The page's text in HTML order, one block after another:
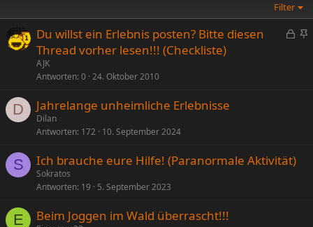
Filter
G A
Du willst ein Erlebnis posten? Bitte diesen
Thread vorher lesen!!! (Checkliste)
AJK
Antworten 0 24. Oktober 2010
D Jahrelange unheimliche Erlebnisse
Dilan
Antworten 172 10. September 2024
S Ich brauche eure Hilfe! (Paranormale Aktivität)
Sokratos
Antworten 19 5. September 2023
E Beim Joggen im Wald überrascht!!!